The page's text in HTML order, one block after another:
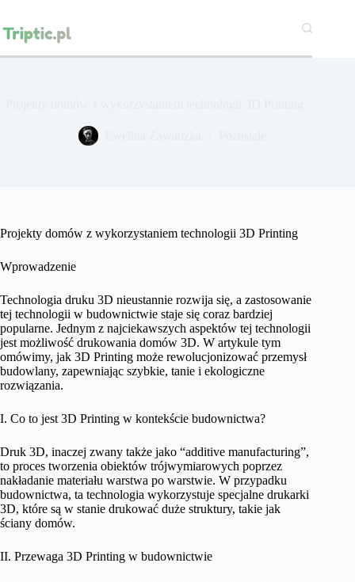
treści
Projekty domów z wykorzystaniem technologii 3D Printing
Wprowadzenie
Technologia druku 3D nieustannie rozwija się, a zastosowanie
tej technologii w budownictwie staje się coraz bardziej
popularne. Jednym z najciekawszych aspektów tej technologii
jest możliwość drukowania domów 3D. W artykule tym
omówimy, jak 3D Printing może rewolucjonizować przemysł
budowlany, zapewniając szybkie, tanie i ekologiczne
rozwiązania.
I. Co to jest 3D Printing w kontekście budownictwa?
Druk 3D, inaczej zwany także jako “additive manufacturing”,
to proces tworzenia obiektów trójwymiarowych poprzez
nakładanie materiału warstwa po warstwie. W przypadku
budownictwa, ta technologia wykorzystuje specjalne drukarki
3D, które są w stanie drukować duże struktury, takie jak
ściany domów.
II. Przewaga 3D Printing w budownictwie